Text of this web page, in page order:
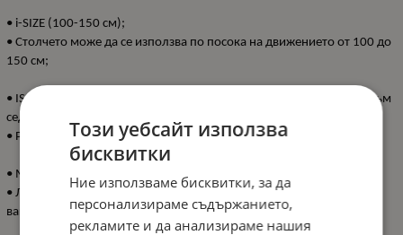
• i-SIZE (100-150 см);
• Столчето може да се използва по посока на движението от 100 до
150 см;
• ISOFIX система за допълнителна сигурност и лесно захващане към
седалката на автомобила;
• Регулируема облегалка за глава във височина в 8 позиции;
• Мека и удобна седалка;
• Луксозни тъкани, които допринасят за по-голям комфорт на
вашето дете;
Този уебсайт използва
бисквитки
Ние използваме бисквитки, за да
персонализираме съдържанието,
рекламите и да анализираме нашия